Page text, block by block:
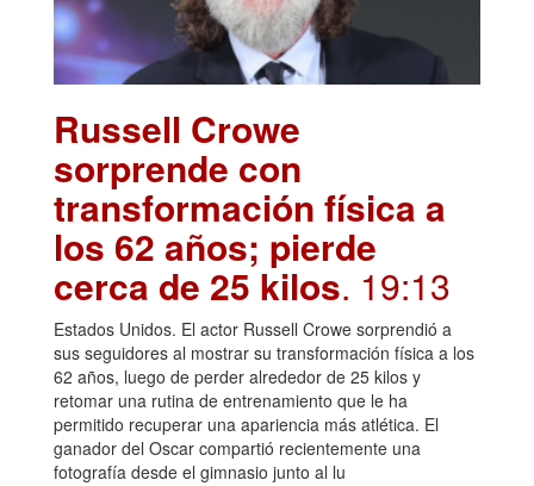
Russell Crowe
sorprende con
transformación física a
los 62 años; pierde
cerca de 25 kilos. 19:13
Estados Unidos. El actor Russell Crowe sorprendió a
sus seguidores al mostrar su transformación física a los
62 años, luego de perder alrededor de 25 kilos y
retomar una rutina de entrenamiento que le ha
permitido recuperar una apariencia más atlética. El
ganador del Oscar compartió recientemente una
fotografía desde el gimnasio junto al lu